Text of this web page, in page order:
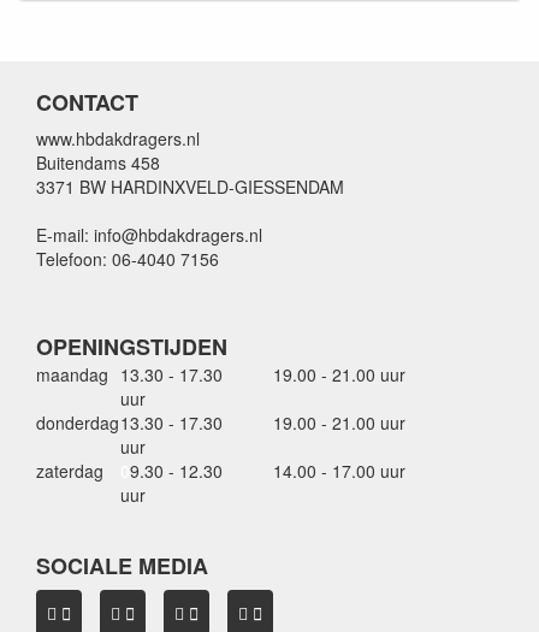
CONTACT
www.hbdakdragers.nl
Buitendams 458
3371 BW HARDINXVELD-GIESSENDAM
E-mail: info@hbdakdragers.nl
Telefoon: 06-4040 7156
OPENINGSTIJDEN
maandag 13.30 - 17.30
uur
19.00 - 21.00 uur
donderdag13.30 - 17.30
uur
19.00 - 21.00 uur
zaterdag
9.30 - 12.30
uur
14.00 - 17.00 uur
SOCIALE MEDIA